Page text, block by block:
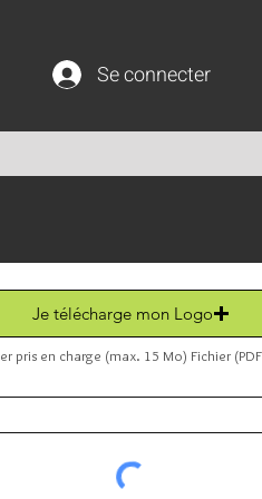
Se connecter
Je télécharge mon Logo